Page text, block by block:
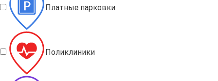
Платные парковки
Поликлиники